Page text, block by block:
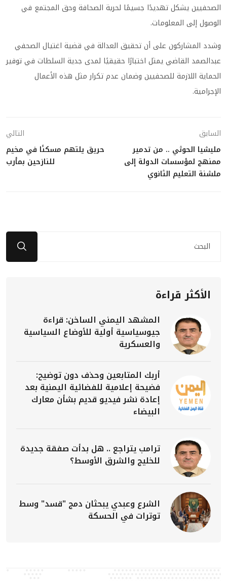
الصحفيين يشكل تهديدًا جسيمًا لحرية الصحافة وحق المجتمع في
الوصول إلى المعلومات.
وشدد المشاركون على أن تحقيق العدالة في قضية اغتيال الصحفي
عبدالصمد القاضي يمثل اختبارًا حقيقيًا لمدى جدية السلطات في توفير
الحماية اللازمة للصحفيين وضمان عدم تكرار مثل هذه الأعمال
الإجرامية.
السابق
مليشيا الحوثي .. من تدمير
ممنهج لمؤسسات الدولة إلى
ملشنة التعليم الثانوي
التالي
حريق يلتهم مسكنًا في مخيم
للنازحين بمأرب
الأكثر قراءة
المشهد اليمني الساخن: قراءة
جيوسياسية أولية للأوضاع السياسية
والعسكرية
أربك المتابعين وحذف دون توضيح:
فضيحة إعلامية للفضائية اليمنية بعد
إعادة نشر فيديو قديم بشأن معارك
البيضاء
ترامب يتراجع .. هل بدأت صفقة جديدة
للخليج والشرق الأوسط؟
الشرع وعبدي يبحثان دمج "قسد" وسط
توترات في الحسكة